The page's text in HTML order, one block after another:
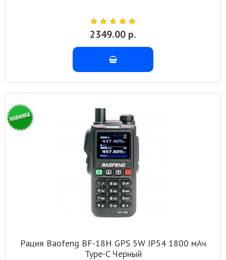
2349.00 р.
Рация Baofeng BF-18H GPS 5W IP54 1800 мАч
Type-C Черный